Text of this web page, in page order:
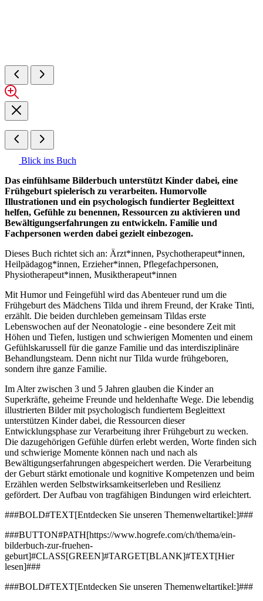
Blick ins Buch
Das einfühlsame Bilderbuch unterstützt Kinder dabei, eine
Frühgeburt spielerisch zu verarbeiten. Humorvolle
Illustrationen und ein psychologisch fundierter Begleittext
helfen, Gefühle zu benennen, Ressourcen zu aktivieren und
Bewältigungserfahrungen zu entwickeln. Familie und
Fachpersonen werden dabei gezielt einbezogen.
Dieses Buch richtet sich an: Ärzt*innen, Psychotherapeut*innen,
Heilpädagog*innen, Erzieher*innen, Pflegefachpersonen,
Physiotherapeut*innen, Musiktherapeut*innen
Mit Humor und Feingefühl wird das Abenteuer rund um die
Frühgeburt des Mädchens Tilda und ihrem Freund, der Krake Tinti,
erzählt. Die beiden durchleben gemeinsam Tildas erste
Lebenswochen auf der Neonatologie - eine besondere Zeit mit
Höhen und Tiefen, lustigen und schwierigen Momenten und einem
Gefühlskarussell für die ganze Familie und das interdisziplinäre
Behandlungsteam. Denn nicht nur Tilda wurde frühgeboren,
sondern ihre ganze Familie.
Im Alter zwischen 3 und 5 Jahren glauben die Kinder an
Superkräfte, geheime Freunde und heldenhafte Wege. Die lebendig
illustrierten Bilder mit psychologisch fundiertem Begleittext
unterstützen Kinder dabei, die Ressourcen dieser
Entwicklungsphase zur Verarbeitung ihrer Frühgeburt zu wecken.
Die dazugehörigen Gefühle dürfen erlebt werden, Worte finden sich
und schwierige Momente können nach und nach als
Bewältigungserfahrungen abgespeichert werden. Die Verarbeitung
der Geburt stärkt emotionale und kognitive Kompetenzen und beim
Erzählen werden Selbstwirksamkeitserleben und Resilienz
gefördert. Der Aufbau von tragfähigen Bindungen wird erleichtert.
###BOLD#TEXT[Entdecken Sie unseren Themenweltartikel:]###
###BUTTON#PATH[https://www.hogrefe.com/ch/thema/ein-
bilderbuch-zur-fruehen-
geburt]#CLASS[GREEN]#TARGET[BLANK]#TEXT[Hier
lesen]###
###BOLD#TEXT[Entdecken Sie unseren Themenweltartikel:]###